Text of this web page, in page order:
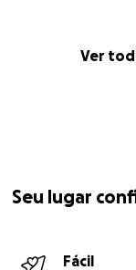
Ver
Seu lugar
Fácil